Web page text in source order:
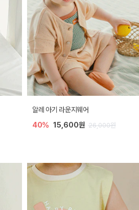
알레 아기 라운지웨어
40% 15,600원 26,000원